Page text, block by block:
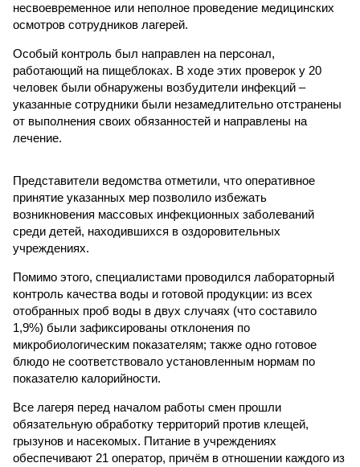
несвоевременное или неполное проведение медицинских
осмотров сотрудников лагерей.
Особый контроль был направлен на персонал,
работающий на пищеблоках. В ходе этих проверок у 20
человек были обнаружены возбудители инфекций –
указанные сотрудники были незамедлительно отстранены
от выполнения своих обязанностей и направлены на
лечение.
Представители ведомства отметили, что оперативное
принятие указанных мер позволило избежать
возникновения массовых инфекционных заболеваний
среди детей, находившихся в оздоровительных
учреждениях.
Помимо этого, специалистами проводился лабораторный
контроль качества воды и готовой продукции: из всех
отобранных проб воды в двух случаях (что составило
1,9%) были зафиксированы отклонения по
микробиологическим показателям; также одно готовое
блюдо не соответствовало установленным нормам по
показателю калорийности.
Все лагеря перед началом работы смен прошли
обязательную обработку территорий против клещей,
грызунов и насекомых. Питание в учреждениях
обеспечивают 21 оператор, причём в отношении каждого из